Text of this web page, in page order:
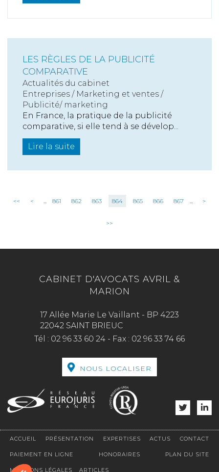
LES RÈGLES DE LA PUBLICITÉ
COMPARATIVE
Actualités du cabinet
Entreprises / Marketing et ventes /
Publicité/ marketing
En France, la pratique de la publicité
comparative, si elle tend à se dévelop...
Lire la suite
<< < ... 861 862 863 864 865 866 867 ... >
>>
CABINET D'AVOCATS AVRIL &
MARION
17 Allée Marie Le Vaillant - BP 4223
22042 SAINT BRIEUC
Tél : 02 96 33 60 24 - Fax : 02 96 33 74 66
NOUS LOCALISER
ACCUEIL PRÉSENTATION EXPERTISES ACTUS CONTACT
PAIEMENT EN LIGNE HONORAIRES PLAN DU SITE
MENTIONS LÉGALES ARTICLES